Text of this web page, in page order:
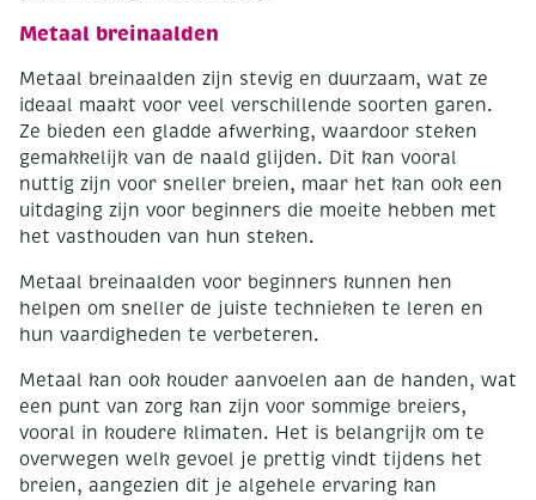
Metaal breinaalden
Metaal breinaalden zijn stevig en duurzaam, wat ze
ideaal maakt voor veel verschillende soorten garen.
Ze bieden een gladde afwerking, waardoor steken
gemakkelijk van de naald glijden. Dit kan vooral
nuttig zijn voor sneller breien, maar het kan ook een
uitdaging zijn voor beginners die moeite hebben met
het vasthouden van hun steken.
Metaal breinaalden voor beginners kunnen hen
helpen om sneller de juiste technieken te leren en
hun vaardigheden te verbeteren.
Metaal kan ook kouder aanvoelen aan de handen, wat
een punt van zorg kan zijn voor sommige breiers,
vooral in koudere klimaten. Het is belangrijk om te
overwegen welk gevoel je prettig vindt tijdens het
breien, aangezien dit je algehele ervaring kan